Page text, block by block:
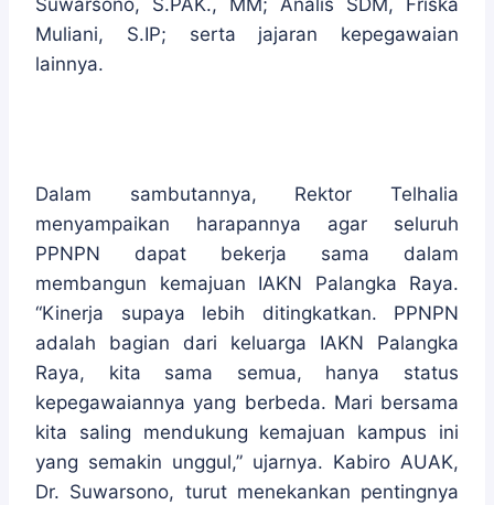
Suwarsono, S.PAK., MM; Analis SDM, Friska
Muliani, S.IP; serta jajaran kepegawaian
lainnya.
Dalam sambutannya, Rektor Telhalia
menyampaikan harapannya agar seluruh
PPNPN dapat bekerja sama dalam
membangun kemajuan IAKN Palangka Raya.
“Kinerja supaya lebih ditingkatkan. PPNPN
adalah bagian dari keluarga IAKN Palangka
Raya, kita sama semua, hanya status
kepegawaiannya yang berbeda. Mari bersama
kita saling mendukung kemajuan kampus ini
yang semakin unggul,” ujarnya. Kabiro AUAK,
Dr. Suwarsono, turut menekankan pentingnya